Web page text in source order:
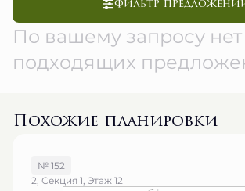
Фильтр
По вашему запросу нет
подходящих
Похожие планировки
№ 152
2, Секция 1, Этаж 12